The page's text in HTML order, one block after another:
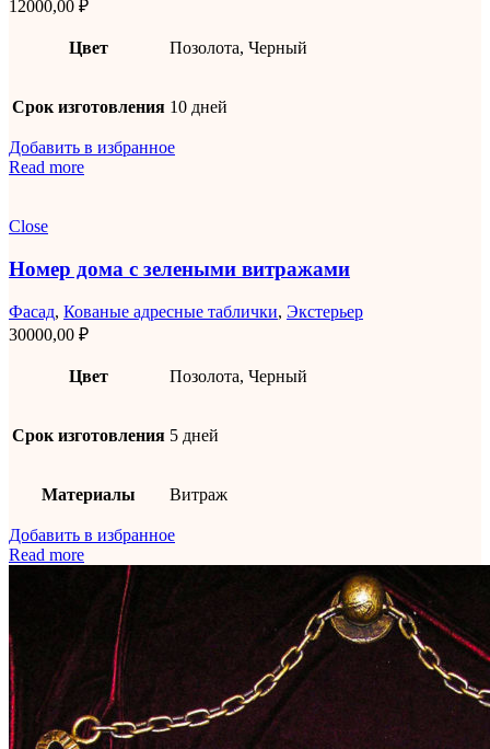
12000,00 ₽
Цвет Позолота, Черный
Срок изготовления 10 дней
Добавить в избранное
Read more
Close
Номер дома с зелеными витражами
Фасад, Кованые адресные таблички, Экстерьер
30000,00 ₽
Цвет Позолота, Черный
Срок изготовления 5 дней
Материалы Витраж
Добавить в избранное
Read more